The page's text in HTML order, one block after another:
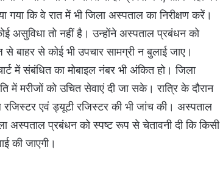
कि वे रात में भी जिला अस्पताल का निरीक्षण करें।
असुविधा तो नहीं है। उन्होंने अस्पताल प्रबंधन को
बाहर से कोई भी उपचार सामग्री न बुलाई जाए।
में संबंधित का मोबाइल नंबर भी अंकित हो। जिला
में मरीजों को उचित सेवाएं दी जा सके। रात्रि के दौरान
एवं ड्यूटी रजिस्टर की भी जांच की। अस्पताल
अस्पताल प्रबंधन को स्पष्ट रूप से चेतावनी दी कि किसी
की जाएगी।